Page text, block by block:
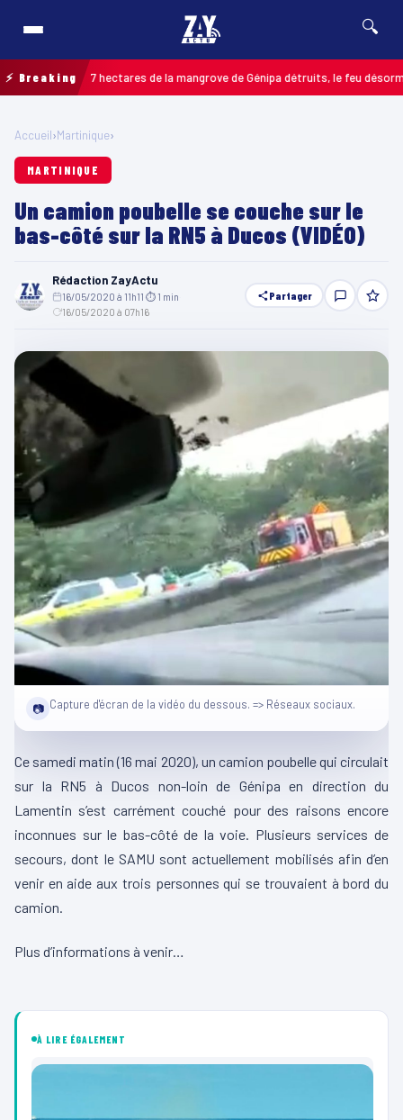
🔍
⚡ Breaking
: jusqu’à 7 hectares de la mangrove de Génipa détruits, le feu désormais
Accueil›Martinique›
MARTINIQUE
Un camion poubelle se couche sur le
bas-côté sur la RN5 à Ducos (VIDÉO)
Rédaction ZayActu
16/05/2020 à 11h11 ⏱ 1 min
16/05/2020 à 07h16
Partager
📷 Capture d'écran de la vidéo du dessous. => Réseaux sociaux.
Ce samedi matin (16 mai 2020), un camion poubelle qui circulait
sur la RN5 à Ducos non-loin de Génipa en direction du
Lamentin s’est carrément couché pour des raisons encore
inconnues sur le bas-côté de la voie. Plusieurs services de
secours, dont le SAMU sont actuellement mobilisés afin d’en
venir en aide aux trois personnes qui se trouvaient à bord du
camion.
Plus d’informations à venir…
e
À LIRE ÉGALEMENT